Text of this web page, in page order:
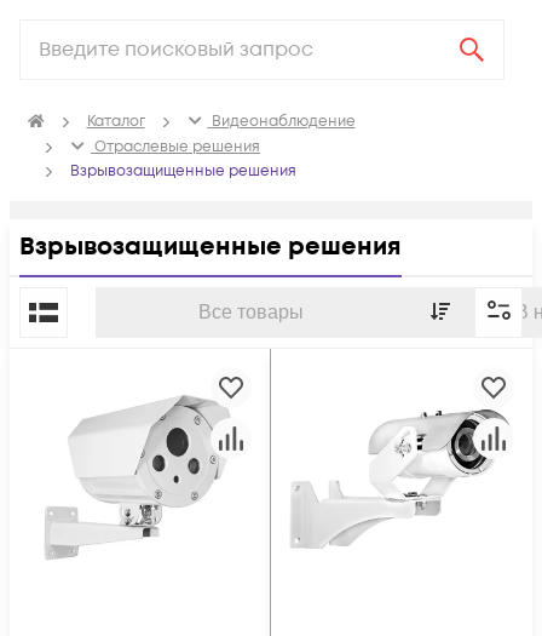
Каталог
Видеонаблюдение
Отраслевые решения
Взрывозащищенные решения
Взрывозащищенные решения
Все товары В
По популярности